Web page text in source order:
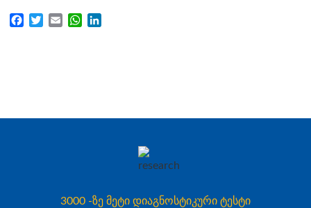
FacebookTwitter
Email WhatsApp
3000 -ზე მეტი დიაგნოსტიკური ტესტი